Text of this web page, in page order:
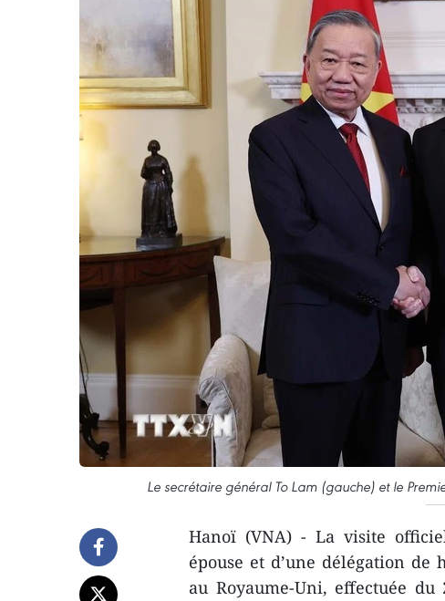
Le secrétaire général To Lam (gauche) et le
Hanoï (VNA) - La visite
épouse et d’une délégation
au Royaume-Uni, effectuée